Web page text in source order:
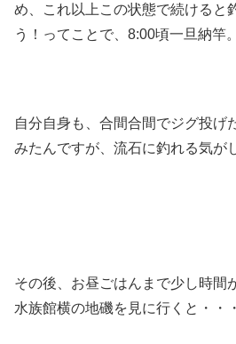
め、これ以上この状態で続けると
う！ってことで、8:00頃一旦納竿。
自分自身も、合間合間でジグ投げ
みたんですが、流石に釣れる気が
その後、お昼ごはんまで少し時間
水族館横の地磯を見に行くと・・・